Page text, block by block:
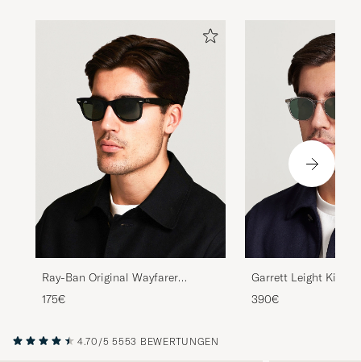
Ray-Ban Original Wayfarer
Sunglasses Black/Crystal Green
175€
Garrett Leight
Sunglasses
390€
4.70/5 5553 BEWERTUNGEN